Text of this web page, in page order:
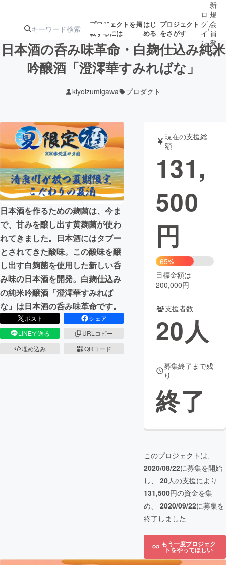
プロジェクトを掲
載するには
はじ
める
プロジェクト
をさがす
ジェクト
募集終了が近いプ
ロジェクト
アート・写真 音楽
テクノロジー・ガジェット ゲーム・サ
映像・映画
ビジネス・起業
まちづくり・地域活性化
CAMPFIRE for Social Good
CAMPFIRE Creation
CAMPFIREふるさと納税
コミュニティ
ロ
グ
イ
ン
/
新
規
会
員
登
録
日本酒の呑み味革命・白麹仕込み純米
吟醸酒「澄澪華すみればな」
kiyoizumigawa プロダクト
日本酒を作るための麹菌は、今ま
で、甘みを醸し出す黄麹菌が使わ
れてきました。日本酒にはタブー
とされてきた酸味。この酸味を醸
し出す白麹菌を使用した新しい呑
み味の日本酒を開発。白麹仕込み
の純米吟醸酒「澄澪華すみれば
な」は日本酒の呑み味革命です。
ポスト
シェア
LINEで送る
URLコピー
埋め込み
QRコード
現在の支援総
額
131,
500
円
65%
目標金額は
200,000円
支援者数
20人
募集終了まで残
り
終了
このプロジェクトは、
2020/08/22に募集を開始
し、 20人の支援により
131,500円の資金を集
め、 2020/09/22に募集を
終了しました
もう一度プロジェク
トをやってほしい